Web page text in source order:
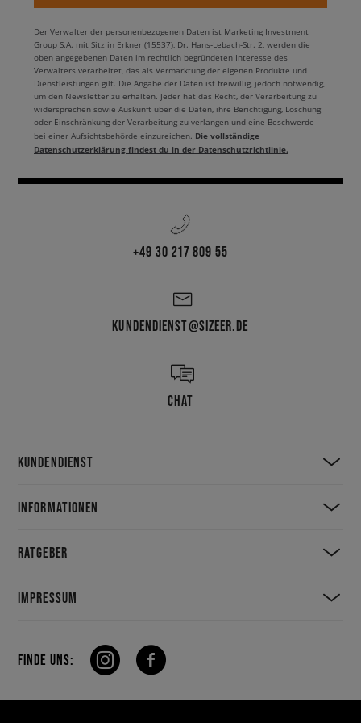
Der Verwalter der personenbezogenen Daten ist Marketing Investment
Group S.A. mit Sitz in Erkner (15537), Dr. Hans-Lebach-Str. 2, werden die
oben angegebenen Daten im rechtlich begründeten Interesse des
Verwalters verarbeitet, das als Vermarktung der eigenen Produkte und
Dienstleistungen gilt. Die Angabe der Daten ist freiwillig, jedoch notwendig,
um den Newsletter zu erhalten. Jeder hat das Recht, der Verarbeitung zu
widersprechen sowie Auskunft über die Daten, ihre Berichtigung, Löschung
oder Einschränkung der Verarbeitung zu verlangen und eine Beschwerde
bei einer Aufsichtsbehörde einzureichen. Die vollständige
Datenschutzerklärung findest du in der Datenschutzrichtlinie.
+49 30 217 809 55
KUNDENDIENST@SIZEER.DE
CHAT
KUNDENDIENST
INFORMATIONEN
RATGEBER
IMPRESSUM
FINDE UNS: